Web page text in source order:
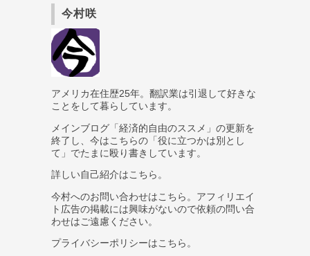
今村咲
アメリカ在住歴25年。翻訳業は引退して好きな
ことをして暮らしています。
メインブログ 「経済的自由のススメ」 の更新を
終了し、今はこちらの 「役に立つかは別とし
て」でたまに殴り書きしています。
詳しい自己紹介はこちら 。
今村へのお問い合わせは こちら 。アフィリエイ
ト広告の掲載には興味がないので依頼の問い合
わせはご遠慮ください。
プライバシーポリシーはこちら 。